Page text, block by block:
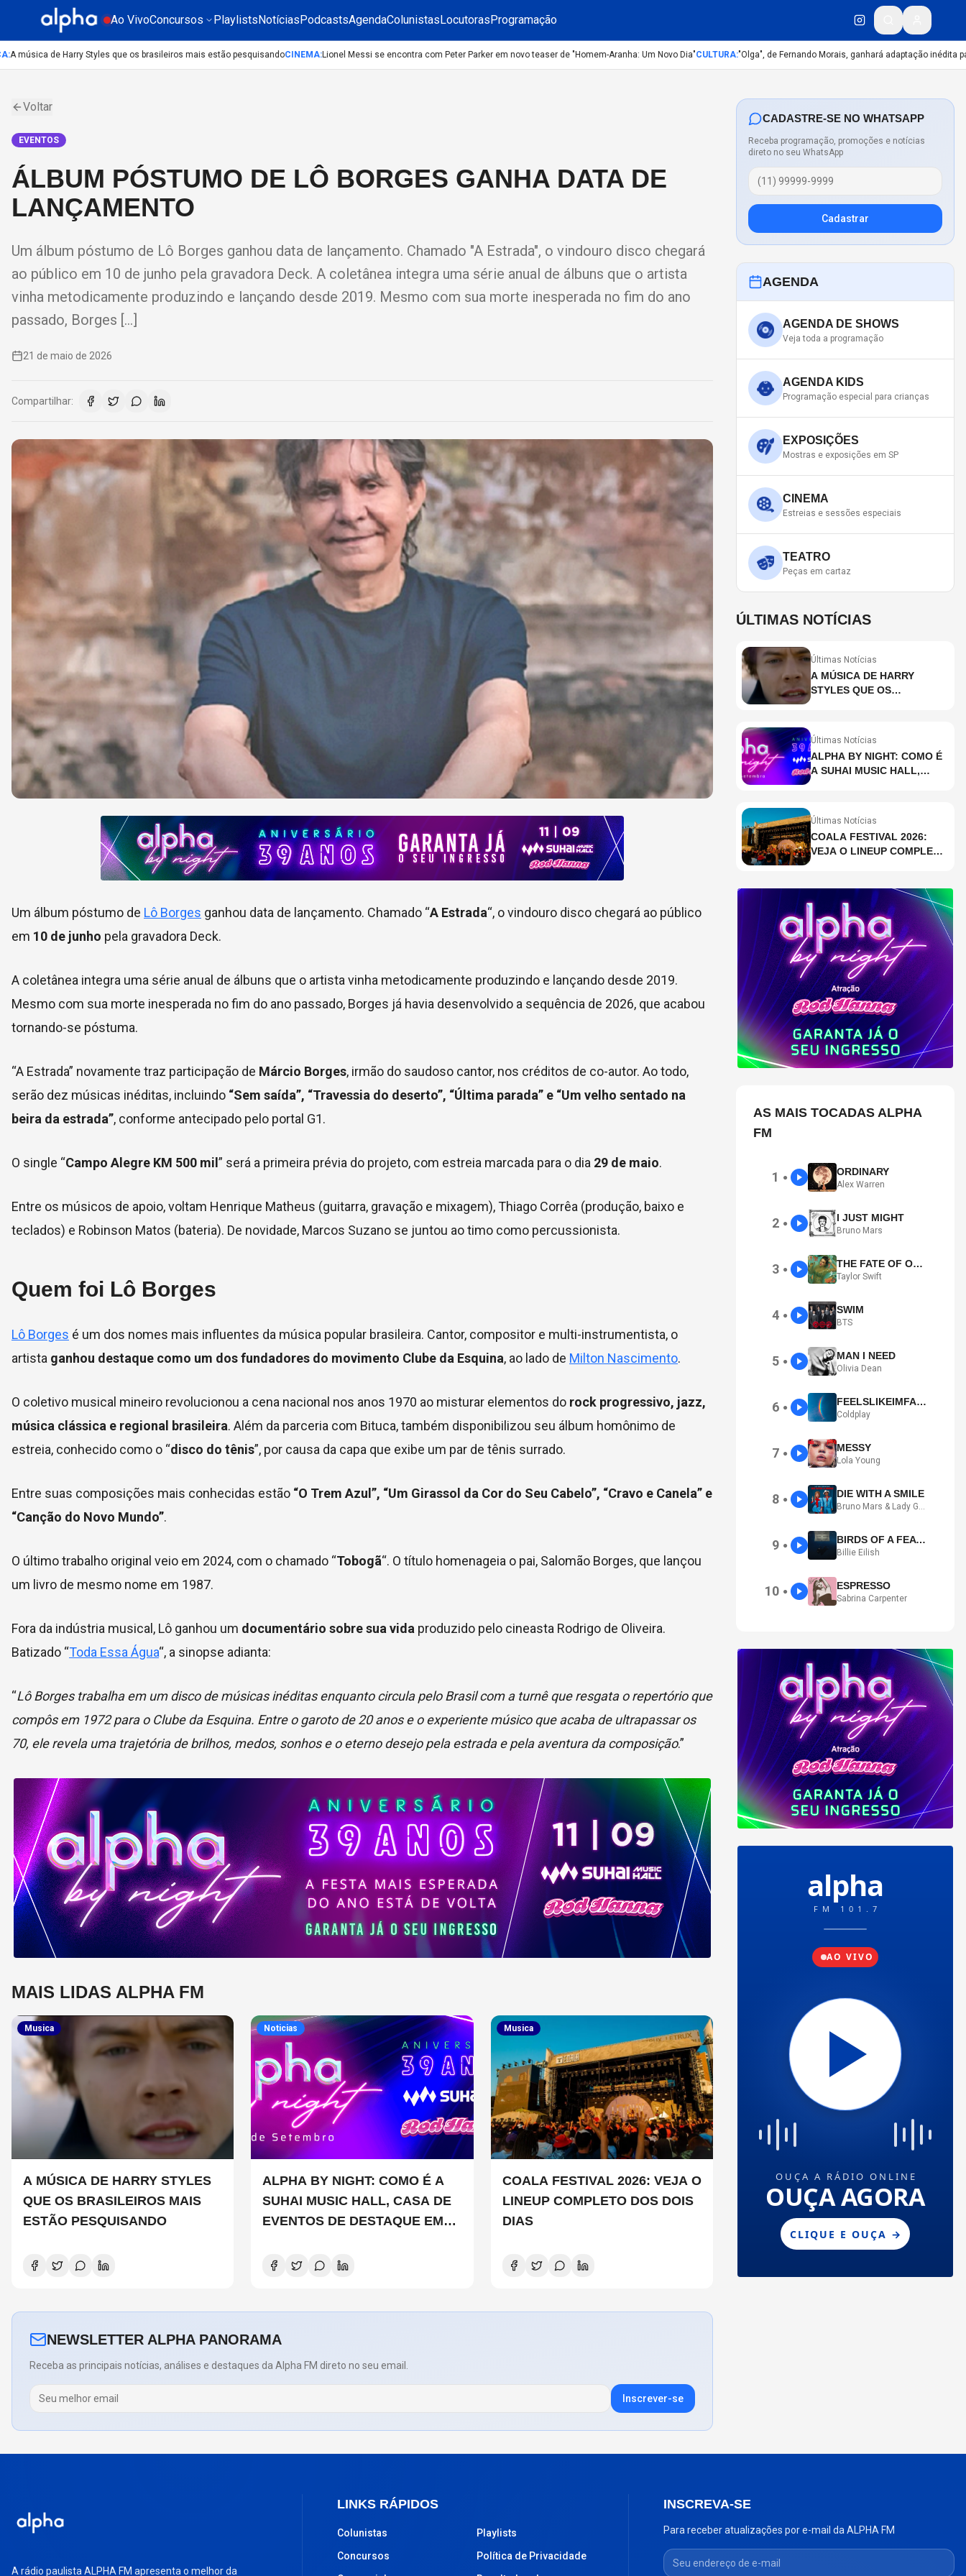
Ao VivoConcursos PlaylistsNotíciasPodcastsAgendaColunistasLocutorasProgramação
música de Harry Styles que os brasileiros mais estão pesquisandoCINEMA:Lionel Messi se encontra com Peter Parker em novo teaser de "Homem-Aranha: Um Novo Dia"CULTURA:"Olga", de Fernando Morais, ganhará adaptação inédita
Voltar
EVENTOS
ÁLBUM PÓSTUMO DE LÔ BORGES GANHA DATA DE
LANÇAMENTO
Um álbum póstumo de Lô Borges ganhou data de lançamento. Chamado "A Estrada", o vindouro disco chegará
ao público em 10 de junho pela gravadora Deck. A coletânea integra uma série anual de álbuns que o artista
vinha metodicamente produzindo e lançando desde 2019. Mesmo com sua morte inesperada no fim do ano
passado, Borges […]
21 de maio de 2026
Compartilhar:
Um álbum póstumo de Lô Borges ganhou data de lançamento. Chamado “A Estrada“, o vindouro disco chegará ao público
em 10 de junho pela gravadora Deck.
A coletânea integra uma série anual de álbuns que o artista vinha metodicamente produzindo e lançando desde 2019.
Mesmo com sua morte inesperada no fim do ano passado, Borges já havia desenvolvido a sequência de 2026, que acabou
tornando-se póstuma.
“A Estrada” novamente traz participação de Márcio Borges, irmão do saudoso cantor, nos créditos de co-autor. Ao todo,
serão dez músicas inéditas, incluindo “Sem saída”, “Travessia do deserto”, “Última parada” e “Um velho sentado na
beira da estrada”, conforme antecipado pelo portal G1.
O single “Campo Alegre KM 500 mil ” será a primeira prévia do projeto, com estreia marcada para o dia 29 de maio.
Entre os músicos de apoio, voltam Henrique Matheus (guitarra, gravação e mixagem), Thiago Corrêa (produção, baixo e
teclados) e Robinson Matos (bateria). De novidade, Marcos Suzano se juntou ao timo como percussionista.
Quem foi Lô Borges
Lô Borges é um dos nomes mais influentes da música popular brasileira. Cantor, compositor e multi-instrumentista, o
artista ganhou destaque como um dos fundadores do movimento Clube da Esquina, ao lado de Milton Nascimento.
O coletivo musical mineiro revolucionou a cena nacional nos anos 1970 ao misturar elementos do rock progressivo, jazz,
música clássica e regional brasileira. Além da parceria com Bituca, também disponibilizou seu álbum homônimo de
estreia, conhecido como o “disco do tênis”, por causa da capa que exibe um par de tênis surrado.
Entre suas composições mais conhecidas estão “O Trem Azul”, “Um Girassol da Cor do Seu Cabelo”, “Cravo e Canela” e
“Canção do Novo Mundo”.
O último trabalho original veio em 2024, com o chamado “Tobogã“. O título homenageia o pai, Salomão Borges, que lançou
um livro de mesmo nome em 1987.
Fora da indústria musical, Lô ganhou um documentário sobre sua vida produzido pelo cineasta Rodrigo de Oliveira.
Batizado “Toda Essa Água“, a sinopse adianta:
“Lô Borges trabalha em um disco de músicas inéditas enquanto circula pelo Brasil com a turnê que resgata o repertório que
compôs em 1972 para o Clube da Esquina. Entre o garoto de 20 anos e o experiente músico que acaba de ultrapassar os
70, ele revela uma trajetória de brilhos, medos, sonhos e o eterno desejo pela estrada e pela aventura da composição.”
MAIS LIDAS ALPHA FM
Musica
A MÚSICA DE HARRY STYLES
QUE OS BRASILEIROS MAIS
ESTÃO PESQUISANDO
Noticias
ALPHA BY NIGHT: COMO É A
SUHAI MUSIC HALL, CASA DE
EVENTOS DE DESTAQUE EM
Musica
COALA FESTIVAL 2026: VEJA O
LINEUP COMPLETO DOS DOIS
DIAS
NEWSLETTER ALPHA PANORAMA
Receba as principais notícias, análises e destaques da Alpha FM direto no seu email.
Inscrever-se
CADASTRE-SE NO WHATSAPP
Receba programação, promoções e notícias
direto no seu WhatsApp
Cadastrar
AGENDA
AGENDA DE SHOWS
Veja toda a programação
AGENDA KIDS
Programação especial para crianças
EXPOSIÇÕES
Mostras e exposições em SP
CINEMA
Estreias e sessões especiais
TEATRO
Peças em cartaz
ÚLTIMAS NOTÍCIAS
Últimas Notícias
A MÚSICA DE HARRY
STYLES QUE OS
Últimas Notícias
ALPHA BY NIGHT: COMO É
A SUHAI MUSIC HALL,
PAULO?
Últimas Notícias
COALA FESTIVAL 2026:
VEJA O LINEUP COMPLETO
AS MAIS TOCADAS ALPHA
FM
1 ● ORDINARY
Alex Warren
2 ● I JUST MIGHT
Bruno Mars
3 ● THE FATE OF OPHELIA
Taylor Swift
4 ● SWIM
BTS
5 ● MAN I NEED
Olivia Dean
6 ● FEELSLIKEIMFALLINGINLOVE
Coldplay
7 ● MESSY
Lola Young
8 ● DIE WITH A SMILE
Bruno Mars & Lady Gaga
9 ● BIRDS OF A FEATHER
Billie Eilish
10 ● ESPRESSO
Sabrina Carpenter
A rádio paulista ALPHA FM apresenta o melhor da
LINKS RÁPIDOS
Colunistas
Concursos
Playlists
Política de Privacidade
INSCREVA-SE
Para receber atualizações por e-mail da ALPHA FM
Seu endereço de e-mail